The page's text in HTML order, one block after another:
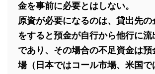
金を事前に必要とはしない。
原資が必要になるのは、貸出先の
をすると預金が自行から他行に流
であり、その場合の不足資金は預
場（日本ではコール市場、米国で